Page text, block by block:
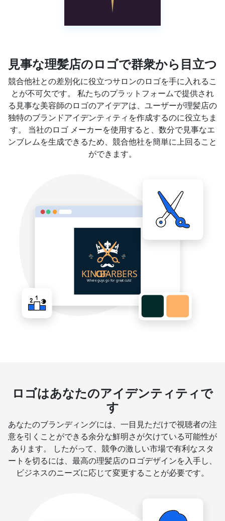
見事な理髪店のロゴで群衆から目立つ
競合他社との差別化に役立つサロンのロゴを手に入れるこ
とが不可欠です。 私たちのプラットフォームで提供され
る見事な美容師のロゴのアイデアは、ユーザーが理髪店の
独特のブランドアイデンティティを作成するのに役立ちま
す。 当社のロゴ メーカーを使用すると、数分で見事なエ
ンブレムを生成できるため、競合他社を簡単に上回ること
ができます。
ロゴはあなたのアイデンティティで
す
あなたのブランディングには、一目見ただけで視聴者の注
意を引くことができる余分な鮮明さが欠けている可能性が
あります。 したがって、競争の激しい市場で有利なスタ
ートを切るには、最高の理髪店のロゴデザインを入手し、
ビジネスのニーズに応じて変更することが必要です。